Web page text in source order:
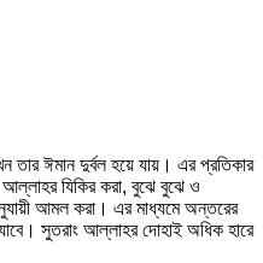
ঈমান দুর্বল হয়ে যায়। এর প্রতিকার
আল্লাহর যিকির করা, বুঝে বুঝে ও
আমল করা। এর মাধ্যমে অন্তরের
সুতরাং আল্লাহর দোহাই অধিক হারে